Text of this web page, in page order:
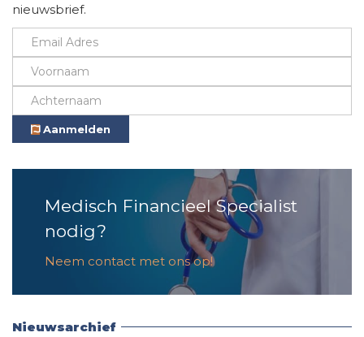
nieuwsbrief.
Aanmelden
Medisch Financieel Specialist
nodig?
Neem contact met ons op!
Nieuwsarchief